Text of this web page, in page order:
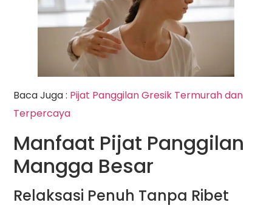
Baca Juga : Pijat Panggilan Gresik Termurah dan
Terpercaya
Manfaat Pijat Panggilan
Mangga Besar
Relaksasi Penuh Tanpa Ribet